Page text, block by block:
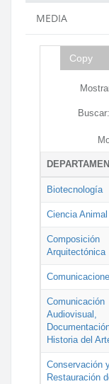
MEDIA
Copy
Buscar:
Biotecnología
Ciencia Animal
Composición
Arquitectónica
Comunicación
Audiovisual,
Historia del
Conservación
Restauración